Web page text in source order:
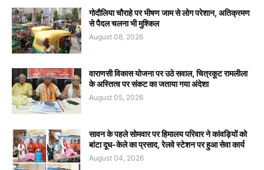
गोदौलिया चौराहे पर भीषण जाम से लोग परेशान, अतिक्रमण
से पैदल चलना भी मुश्किल
August 08, 2026
वाराणसी विकास योजना पर उठे सवाल, चित्रकूट रामलीला
के अस्तित्व पर संकट का जताया गया अंदेशा
August 05, 2026
सावन के पहले सोमवार पर हिमालय परिवार ने कांवड़ियों को
बांटा दूध-केले का प्रसाद, रेलवे स्टेशन पर हुआ सेवा कार्य
August 04, 2026